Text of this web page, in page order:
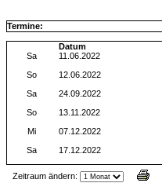
Termine:
Datum
Sa
11.06.2022
So
12.06.2022
Sa
24.09.2022
So
13.11.2022
Mi
07.12.2022
Sa
17.12.2022
Zeitraum ändern: